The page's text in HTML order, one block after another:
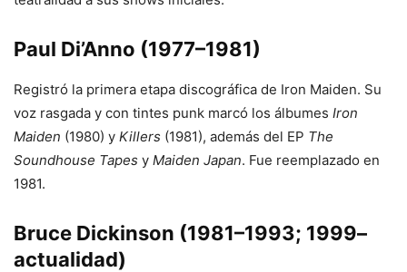
Paul Di’Anno (1977–1981)
Registró la primera etapa discográfica de Iron Maiden. Su
voz rasgada y con tintes punk marcó los álbumes Iron
Maiden (1980) y Killers (1981), además del EP The
Soundhouse Tapes y Maiden Japan. Fue reemplazado en
1981.
Bruce Dickinson (1981–1993; 1999–
actualidad)